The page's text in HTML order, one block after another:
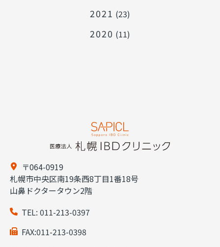
2021 (23)
2020 (11)
〒064-0919
札幌市中央区南19条西8丁目1番18号
山鼻ドクタータウン2階
TEL: 011-213-0397
FAX:011-213-0398